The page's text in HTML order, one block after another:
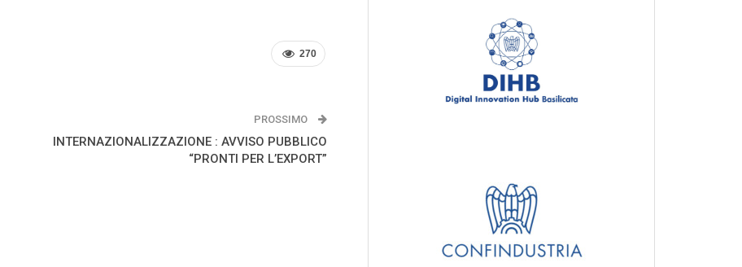
270
PROSSIMO
INTERNAZIONALIZZAZIONE : AVVISO PUBBLICO
“PRONTI PER L’EXPORT”